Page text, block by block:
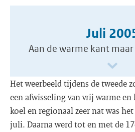
Juli
Aan de warme kant
Het weerbeeld tijdens de tweede
een afwisseling van vrij warme
koel en regionaal zeer nat was
juli. Daarna werd tot en met de